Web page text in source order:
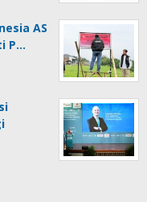
AS
P…